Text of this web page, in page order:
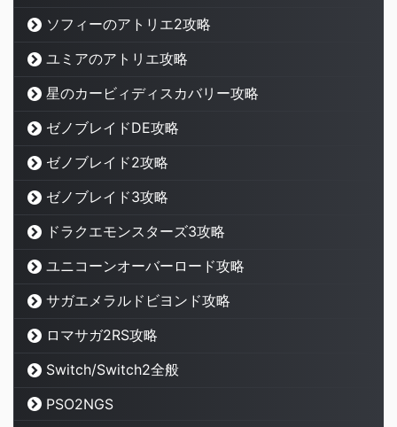
ソフィーのアトリエ2攻略
ユミアのアトリエ攻略
星のカービィディスカバリー攻略
ゼノブレイドDE攻略
ゼノブレイド2攻略
ゼノブレイド3攻略
ドラクエモンスターズ3攻略
ユニコーンオーバーロード攻略
サガエメラルドビヨンド攻略
ロマサガ2RS攻略
Switch/Switch2全般
PSO2NGS